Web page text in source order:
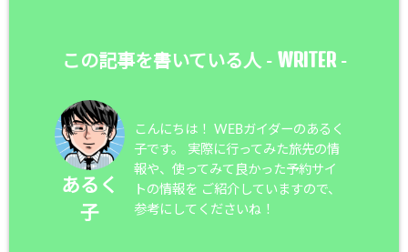
この記事を書いている人 - WRITER-
あるく
子
こんにちは！ WEBガイダーのあるく
子です。 実際に行ってみた旅先の情
報や、使ってみて良かった予約サイ
トの情報を ご紹介していますので、
参考にしてくださいね！